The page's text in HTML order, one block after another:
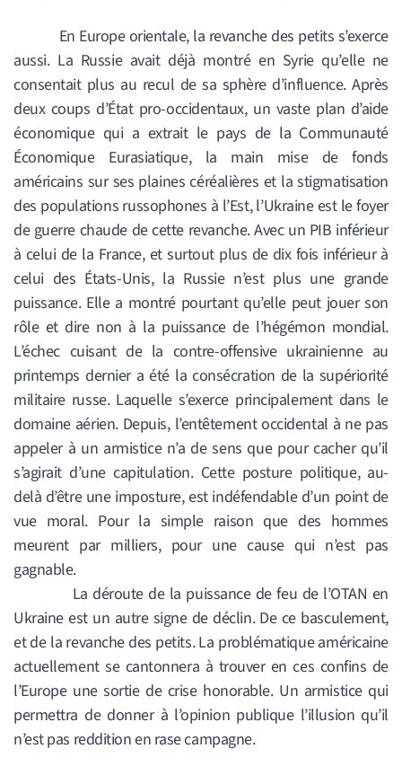
En Europe orientale, la revanche des petits s’exerce
aussi. La Russie avait déjà montré en Syrie qu’elle ne
consentait plus au recul de sa sphère d’influence. Après
deux coups d’État pro-occidentaux, un vaste plan d’aide
économique qui a extrait le pays de la Communauté
Économique Eurasiatique, la main mise de fonds
américains sur ses plaines céréalières et la stigmatisation
des populations russophones à l’Est, l’Ukraine est le foyer
de guerre chaude de cette revanche. Avec un PIB inférieur
à celui de la France, et surtout plus de dix fois inférieur à
celui des États-Unis, la Russie n’est plus une grande
puissance. Elle a montré pourtant qu’elle peut jouer son
rôle et dire non à la puissance de l’hégémon mondial.
L’échec cuisant de la contre-offensive ukrainienne au
printemps dernier a été la consécration de la supériorité
militaire russe. Laquelle s’exerce principalement dans le
domaine aérien. Depuis, l’entêtement occidental à ne pas
appeler à un armistice n’a de sens que pour cacher qu’il
s’agirait d’une capitulation. Cette posture politique, au-
delà d’être une imposture, est indéfendable d’un point de
vue moral. Pour la simple raison que des hommes
meurent par milliers, pour une cause qui n’est pas
gagnable.
La déroute de la puissance de feu de l’OTAN en
Ukraine est un autre signe de déclin. De ce basculement,
et de la revanche des petits. La problématique américaine
actuellement se cantonnera à trouver en ces confins de
l’Europe une sortie de crise honorable. Un armistice qui
permettra de donner à l’opinion publique l’illusion qu’il
n’est pas reddition en rase campagne.